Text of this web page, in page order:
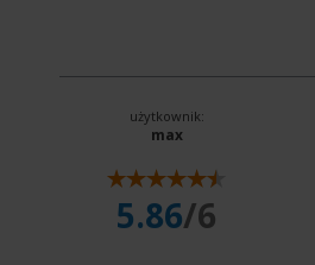
użytkownik:
max
5.86/6